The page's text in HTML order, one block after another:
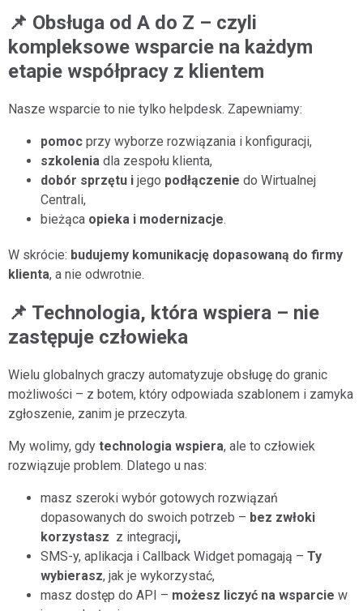
📌 Obsługa od A do Z – czyli
kompleksowe wsparcie na każdym
etapie współpracy z klientem
Nasze wsparcie to nie tylko helpdesk. Zapewniamy:
pomoc przy wyborze rozwiązania i konfiguracji,
szkolenia dla zespołu klienta,
dobór sprzętu i jego podłączenie do Wirtualnej
Centrali,
bieżąca opieka i modernizacje.
W skrócie: budujemy komunikację dopasowaną do firmy
klienta, a nie odwrotnie.
📌 Technologia, która wspiera – nie
zastępuje człowieka
Wielu globalnych graczy automatyzuje obsługę do granic
możliwości – z botem, który odpowiada szablonem i zamyka
zgłoszenie, zanim je przeczyta.
My wolimy, gdy technologia wspiera, ale to człowiek
rozwiązuje problem. Dlatego u nas:
masz szeroki wybór gotowych rozwiązań
dopasowanych do swoich potrzeb – bez zwłoki
korzystasz z integracji,
SMS-y, aplikacja i Callback Widget pomagają – Ty
wybierasz, jak je wykorzystać,
masz dostęp do API – możesz liczyć na wsparcie w